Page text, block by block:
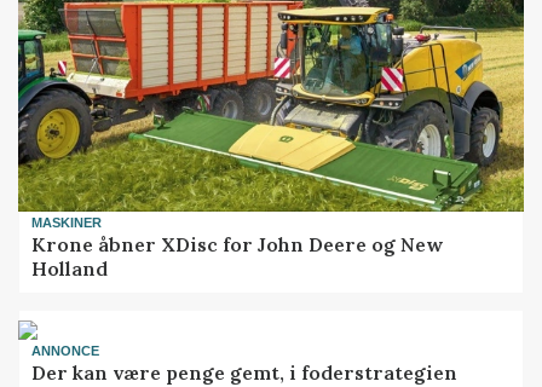
MASKINER
Krone åbner XDisc for John Deere og New
Holland
ANNONCE
Der kan være penge gemt, i foderstrategien